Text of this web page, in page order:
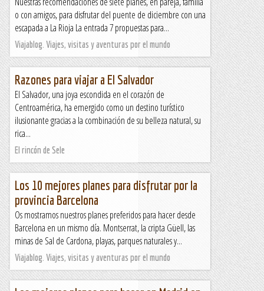
o con amigos, para disfrutar del puente de diciembre con una
escapada a La Rioja La entrada 7 propuestas para...
Viajablog. Viajes, visitas y aventuras por el mundo
Razones para viajar a El Salvador
El Salvador, una joya escondida en el corazón de
Centroamérica, ha emergido como un destino turístico
ilusionante gracias a la combinación de su belleza natural, su
rica...
El rincón de Sele
Los 10 mejores planes para disfrutar por la
provincia Barcelona
Os mostramos nuestros planes preferidos para hacer desde
Barcelona en un mismo día. Montserrat, la cripta Güell, las
minas de Sal de Cardona, playas, parques naturales y...
Viajablog. Viajes, visitas y aventuras por el mundo